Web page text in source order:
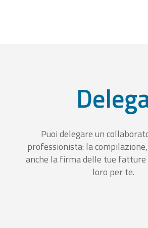
Puoi delegare un
professionista: la
anche la firma delle tue
loro per te.